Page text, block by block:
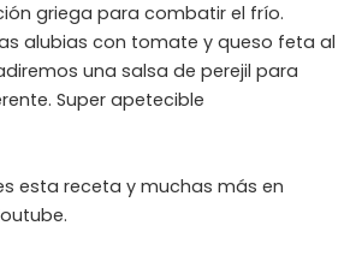
griega para combatir el frío.
alubias con tomate y queso feta al
una salsa de perejil para
Super apetecible
esta receta y muchas más en
.